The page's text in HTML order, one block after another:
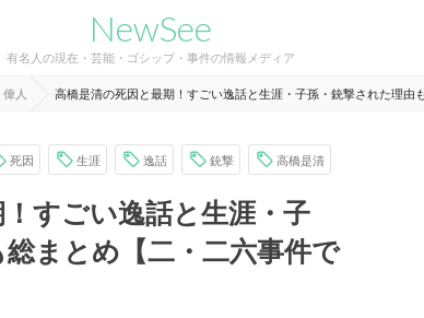
NewSee
有名人の現在・芸能・ゴシップ・事件の情報メディア
人 高橋是清の死因と最期！すごい逸話と生涯・子孫・銃撃された理由
死因 生涯 逸話 銃撃 高橋是清
すごい逸話と生涯・子
まとめ【二・二六事件で